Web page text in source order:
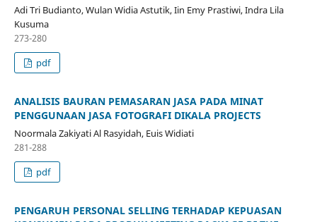
Adi Tri Budianto, Wulan Widia Astutik, Iin Emy Prastiwi, Indra Lila
Kusuma
273-280
pdf
ANALISIS BAURAN PEMASARAN JASA PADA MINAT
PENGGUNAAN JASA FOTOGRAFI DIKALA PROJECTS
Noormala Zakiyati Al Rasyidah, Euis Widiati
281-288
pdf
PENGARUH PERSONAL SELLING TERHADAP KEPUASAN